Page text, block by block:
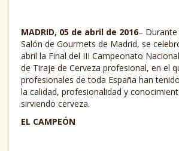
MADRID, 05 de abril de 2016– Durante
Salón de Gourmets de Madrid, se
abril la Final del III Campeonato
de Tiraje de Cerveza profesional, en el
profesionales de toda España han
la calidad, profesionalidad y
sirviendo cerveza.
EL CAMPEÓN